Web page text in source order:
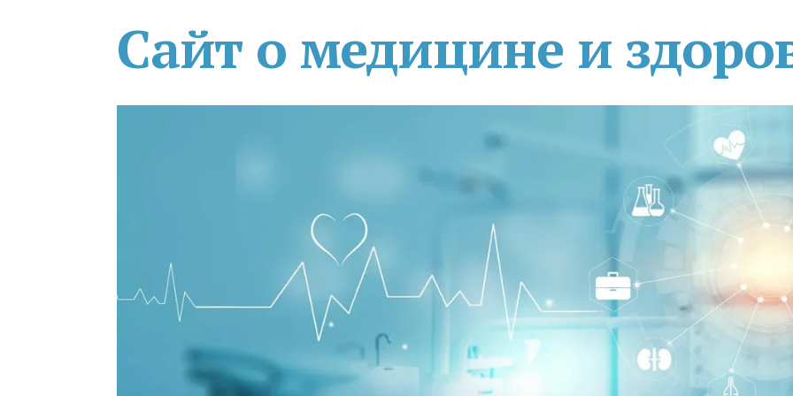
Сайт о медицине и